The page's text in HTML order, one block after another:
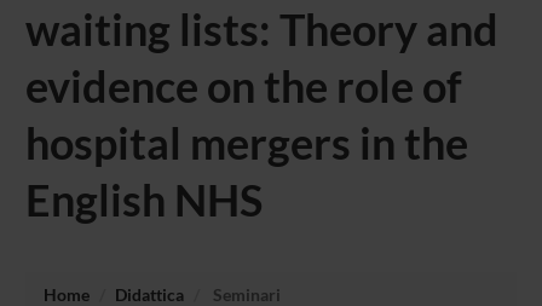
waiting lists: Theory and
evidence on the role of
hospital mergers in the
English NHS
Home Didattica Seminari